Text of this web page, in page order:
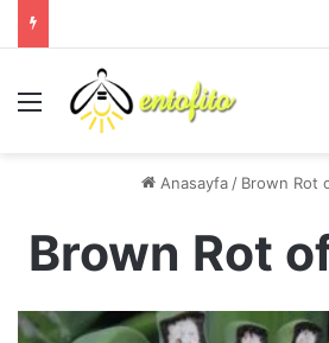
Menü
Anasayfa / Brown Rot
Brown Rot